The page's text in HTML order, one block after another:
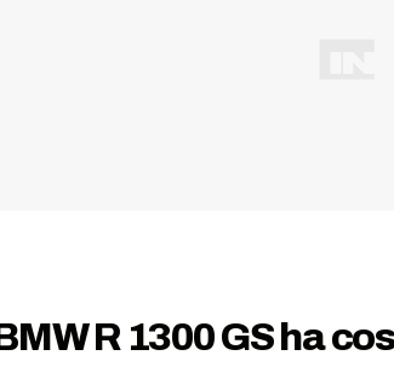
R 1300 GS ha